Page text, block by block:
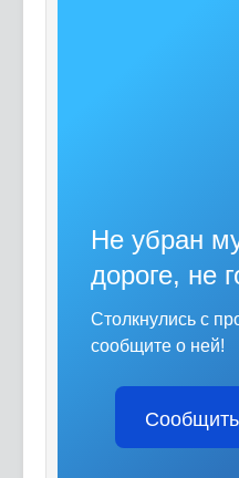
Не убран
дороге, не
Столкнулись с
сообщите о ней!